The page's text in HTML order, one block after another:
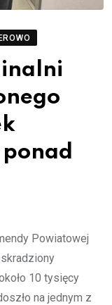
Powiatowej
10 tysięcy
na jednym z